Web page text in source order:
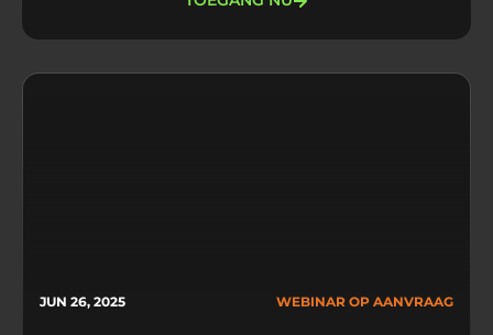
JUN 26, 2025 WEBINAR OP AANVRAAG